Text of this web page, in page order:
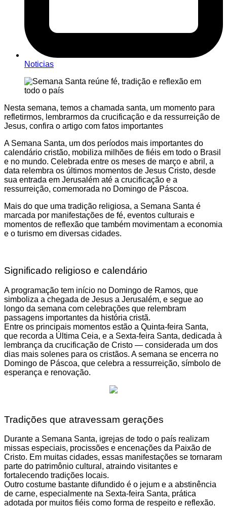
Noticias
Nesta semana, temos a chamada santa, um momento para
refletirmos, lembrarmos da crucificação e da ressurreição de
Jesus, confira o artigo com fatos importantes
A Semana Santa, um dos períodos mais importantes do
calendário cristão, mobiliza milhões de fiéis em todo o Brasil
e no mundo. Celebrada entre os meses de março e abril, a
data relembra os últimos momentos de Jesus Cristo, desde
sua entrada em Jerusalém até a crucificação e a
ressurreição, comemorada no Domingo de Páscoa.
Mais do que uma tradição religiosa, a Semana Santa é
marcada por manifestações de fé, eventos culturais e
momentos de reflexão que também movimentam a economia
e o turismo em diversas cidades.
Significado religioso e calendário
A programação tem início no Domingo de Ramos, que
simboliza a chegada de Jesus a Jerusalém, e segue ao
longo da semana com celebrações que relembram
passagens importantes da história cristã.
Entre os principais momentos estão a Quinta-feira Santa,
que recorda a Última Ceia, e a Sexta-feira Santa, dedicada à
lembrança da crucificação de Cristo — considerada um dos
dias mais solenes para os cristãos. A semana se encerra no
Domingo de Páscoa, que celebra a ressurreição, símbolo de
esperança e renovação.
Tradições que atravessam gerações
Durante a Semana Santa, igrejas de todo o país realizam
missas especiais, procissões e encenações da Paixão de
Cristo. Em muitas cidades, essas manifestações se tornaram
parte do patrimônio cultural, atraindo visitantes e
fortalecendo tradições locais.
Outro costume bastante difundido é o jejum e a abstinência
de carne, especialmente na Sexta-feira Santa, prática
adotada por muitos fiéis como forma de respeito e reflexão.